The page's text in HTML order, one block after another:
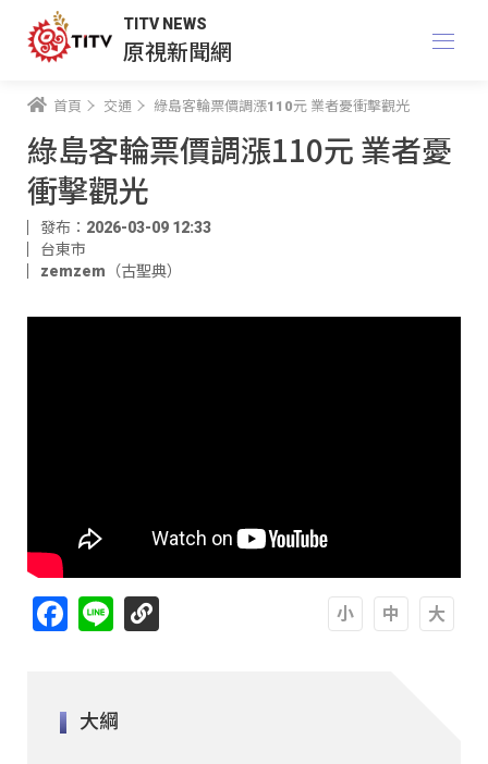
TITV NEWS
原視新聞網
首頁 交通 綠島客輪票價調漲110元 業者憂衝擊觀光
綠島客輪票價調漲110元 業者憂
衝擊觀光
發布：2026-03-09 12:33
台東市
zemzem（古聖典）
Facebook
Line
大綱